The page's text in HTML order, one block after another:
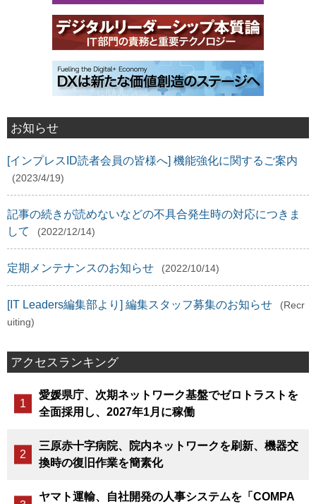
お知らせ
[インプレスID読者会員の皆様へ] 機能強化に関するご案内
(2023/4/19)
記事の続きが読めないなどの不具合発生時の対応につきま
して
(2022/12/14)
定期メンテナンスのお知らせ (2022/10/14)
[IT Leaders編集部より] 編集スタッフ募集のお知らせ
(Recr
uiting)
アクセスランキング
愛媛県庁、次期ネットワーク基盤でゼロトラストを
全面採用し、2027年1月に稼働
三原赤十字病院、院内ネットワークを刷新、機器交
換時の復旧作業を簡素化
ヤマト運輸、自社開発の人事システムを「COMPA